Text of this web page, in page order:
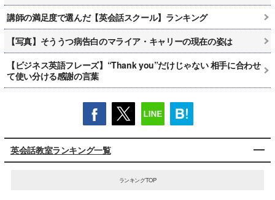
講師の満足度で選んだ【英会話スクール】ランキング
【写真】そううつ病告白のマライア・キャリーの現在の姿は
【ビジネス英語フレーズ】“Thank you”だけじゃない 相手に合わせ
て使い分ける感謝の言葉
英会話教室ランキング一覧
ランキングTOP